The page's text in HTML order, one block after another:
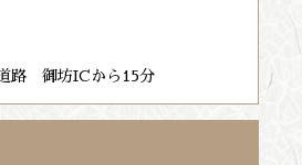
路 御坊ICから15分